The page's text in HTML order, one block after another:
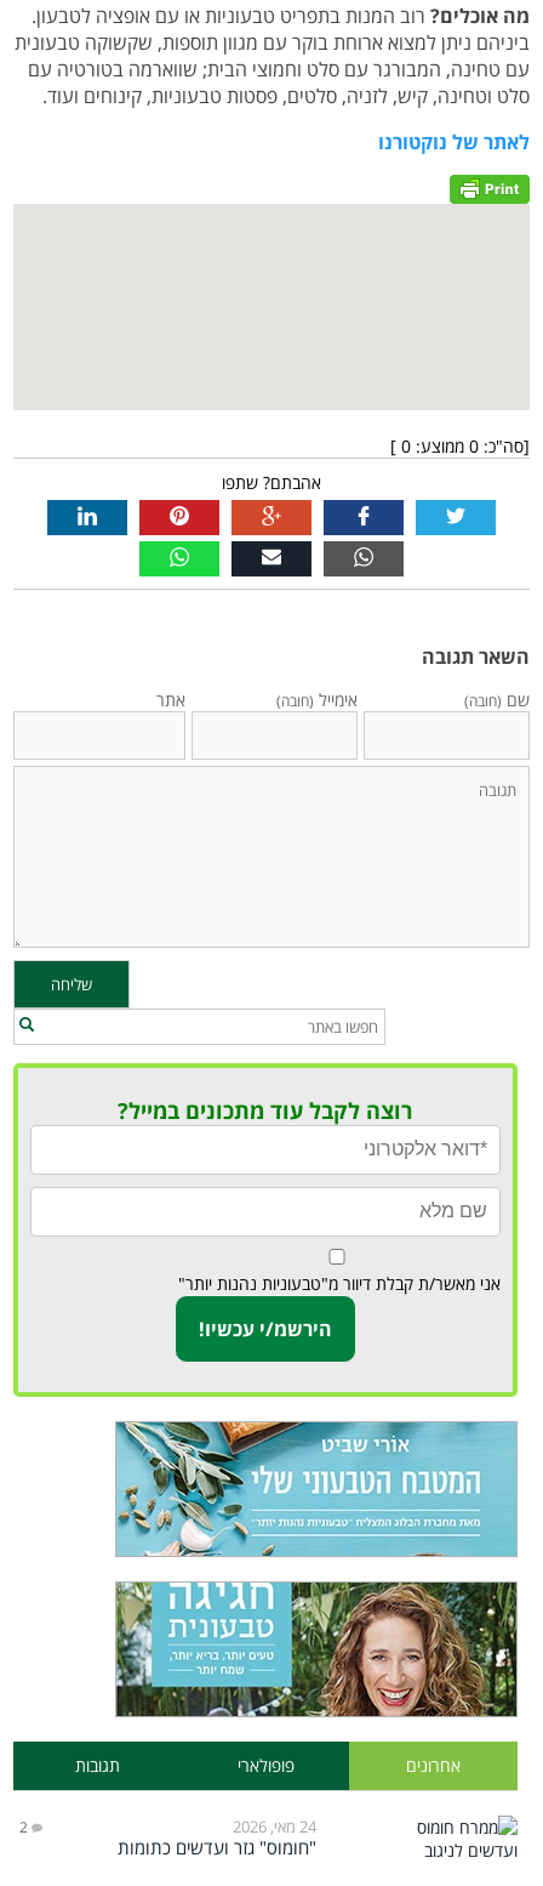
מה אוכלים? רוב המנות בתפריט טבעוניות או עם אופציה לטבעון.
ביניהם ניתן למצוא ארוחת בוקר עם מגוון תוספות, שקשוקה טבעונית
עם טחינה, המבורגר עם סלט וחמוצי הבית; שווארמה בטורטיה עם
סלט וטחינה, קיש, לזניה, סלטים, פסטות טבעוניות, קינוחים ועוד.
לאתר של נוקטורנו
[סה"כ: 0 ממוצע: 0
]
אהבתם? שתפו
השאר תגובה
שם (חובה) אימייל (חובה) אתר
רוצה לקבל עוד מתכונים במייל?
אני מאשר/ת קבלת דיוור מ"טבעוניות נהנות יותר"
אחרונים פופולארי תגובות
24 מאי, 2026 2
"חומוס" גזר ועדשים כתומות